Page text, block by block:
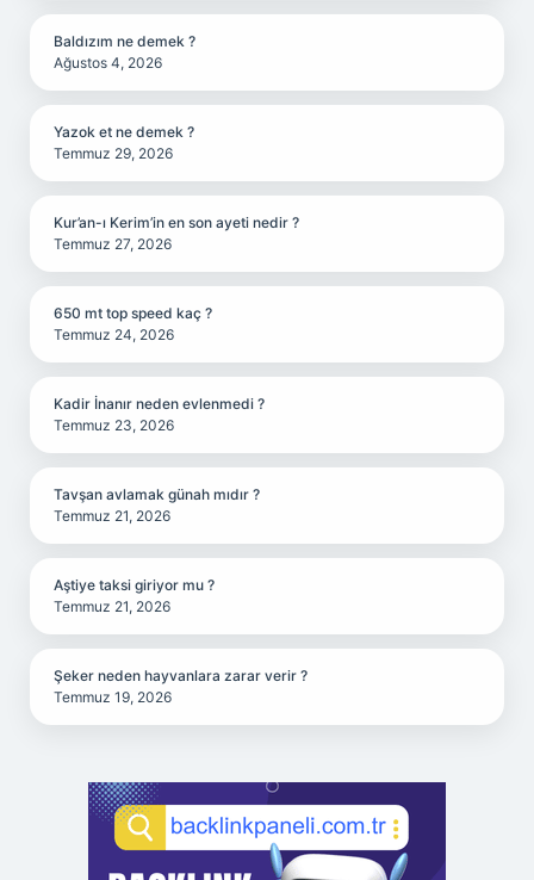
Baldızım ne demek ?
Ağustos 4, 2026
Yazok et ne demek ?
Temmuz 29, 2026
Kur’an-ı Kerim’in en son ayeti nedir ?
Temmuz 27, 2026
650 mt top speed kaç ?
Temmuz 24, 2026
Kadir İnanır neden evlenmedi ?
Temmuz 23, 2026
Tavşan avlamak günah mıdır ?
Temmuz 21, 2026
Aştiye taksi giriyor mu ?
Temmuz 21, 2026
Şeker neden hayvanlara zarar verir ?
Temmuz 19, 2026